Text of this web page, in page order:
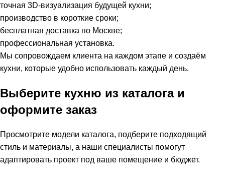
точная 3D-визуализация будущей кухни;
производство в короткие сроки;
бесплатная доставка по Москве;
профессиональная установка.
Мы сопровождаем клиента на каждом этапе и создаём
кухни, которые удобно использовать каждый день.
Выберите кухню из каталога и
оформите заказ
Просмотрите модели каталога, подберите подходящий
стиль и материалы, а наши специалисты помогут
адаптировать проект под ваше помещение и бюджет.